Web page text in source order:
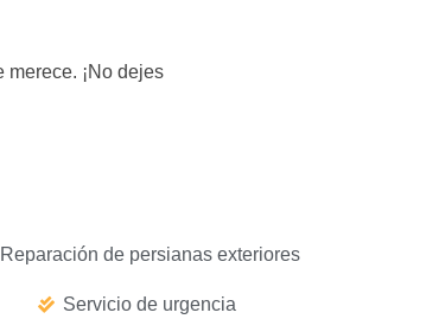
¡No dejes
Reparación de persianas exteriores
Servicio de urgencia